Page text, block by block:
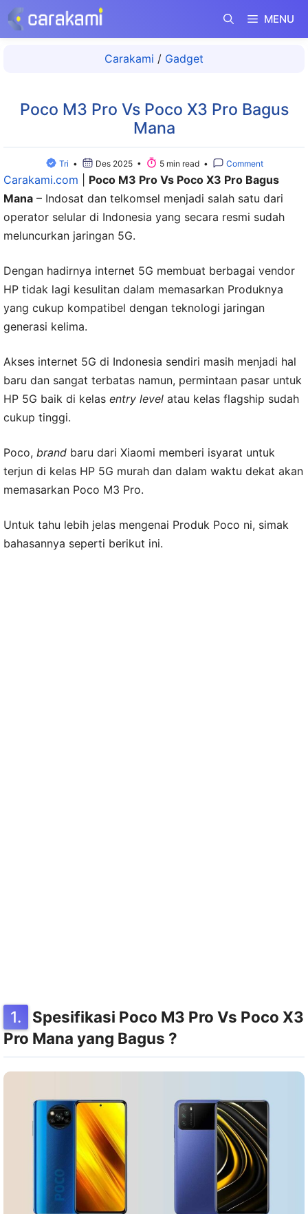
Langsung
ke
MENU
Carakami / Gadget
Poco M3 Pro Vs Poco X3 Pro Bagus
Mana
Tri • Des 2025 • 5 min read • Comment
Carakami.com
Poco M3 Pro Vs Poco X3 Pro Bagus
Mana – Indosat dan telkomsel menjadi salah satu dari
operator selular di Indonesia yang secara resmi sudah
meluncurkan jaringan 5G.
Dengan hadirnya internet 5G membuat berbagai vendor
HP tidak lagi kesulitan dalam memasarkan Produknya
yang cukup kompatibel dengan teknologi jaringan
generasi kelima.
Akses internet 5G di Indonesia sendiri masih menjadi hal
baru dan sangat terbatas namun, permintaan pasar untuk
HP 5G baik di kelas entry level atau kelas flagship sudah
cukup tinggi.
Poco, brand baru dari Xiaomi memberi isyarat untuk
terjun di kelas HP 5G murah dan dalam waktu dekat akan
memasarkan Poco M3 Pro.
Untuk tahu lebih jelas mengenai Produk Poco ni, simak
bahasannya seperti berikut ini.
Spesifikasi Poco M3 Pro Vs Poco X3
Pro Mana yang Bagus ?